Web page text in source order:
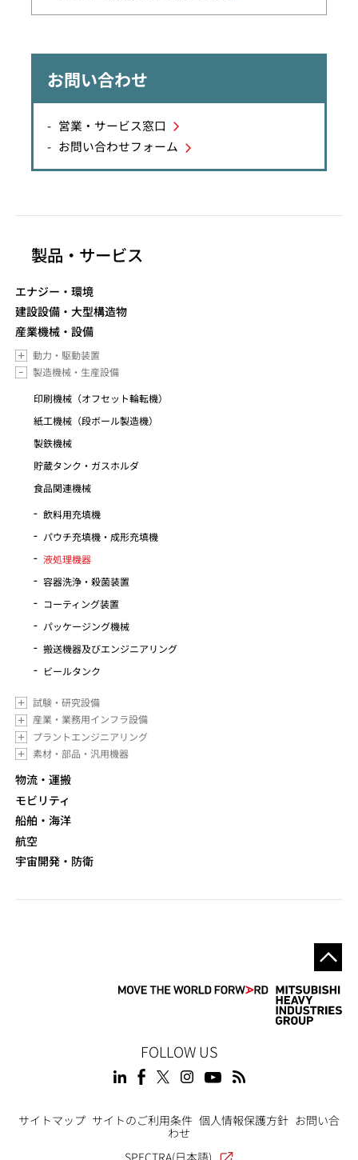
お問い合わせ
営業・サービス窓口
お問い合わせフォーム
製品・サービス
エナジー・環境
建設設備・大型構造物
産業機械・設備
動力・駆動装置
製造機械・生産設備
印刷機械（オフセット輪転機）
紙工機械（段ボール製造機）
製鉄機械
貯蔵タンク・ガスホルダ
食品関連機械
飲料用充填機
パウチ充填機・成形充填機
液処理機器
容器洗浄・殺菌装置
コーティング装置
パッケージング機械
搬送機器及びエンジニアリング
ビールタンク
試験・研究設備
産業・業務用インフラ設備
プラントエンジニアリング
素材・部品・汎用機器
物流・運搬
モビリティ
船舶・海洋
航空
宇宙開発・防衛
FOLLOW US
Footer
サイトマップ サイトのご利用条件 個人情報保護方針 お問い合
わせ